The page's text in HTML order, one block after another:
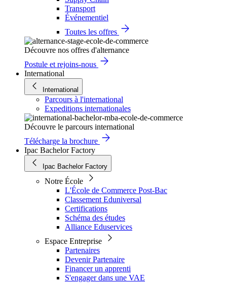
Transport
Événementiel
Toutes les offres
Découvre nos offres d'alternance
Postule et rejoins-nous
International
International
Parcours à l'international
Expeditions internationales
Découvre le parcours international
Télécharge la brochure
Ipac Bachelor Factory
Ipac Bachelor Factory
Notre École
L'École de Commerce Post-Bac
Classement Eduniversal
Certifications
Schéma des études
Alliance Eduservices
Espace Entreprise
Partenaires
Devenir Partenaire
Financer un apprenti
S'engager dans une VAE